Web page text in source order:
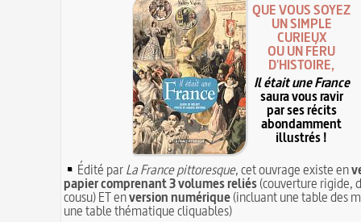
QUE VOUS SOYEZ
UN SIMPLE
CURIEUX
OU UN FÉRU
D'HISTOIRE,
Il était une France
saura vous ravir
par ses récits
abondamment
illustrés !
Édité parLa France pittoresque, cet ouvrage existe en
papier comprenant 3 volumes reliés(couverture rigide,
cousu) ET enversion numérique(incluant une table des
une table thématique cliquables)